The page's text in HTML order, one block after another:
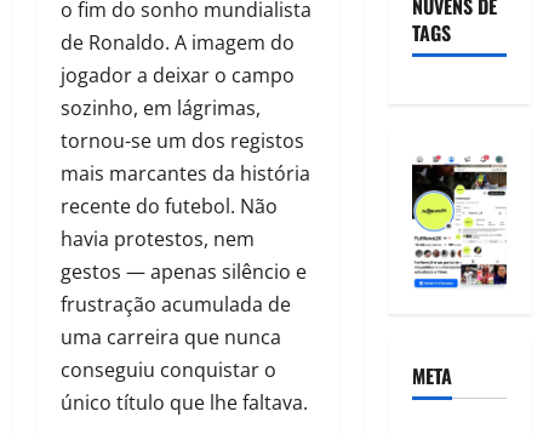
o fim do sonho mundialista
de Ronaldo. A imagem do
jogador a deixar o campo
sozinho, em lágrimas,
tornou-se um dos registos
mais marcantes da história
recente do futebol. Não
havia protestos, nem
gestos — apenas silêncio e
frustração acumulada de
uma carreira que nunca
conseguiu conquistar o
único título que lhe faltava.
NUVENS DE
TAGS
META